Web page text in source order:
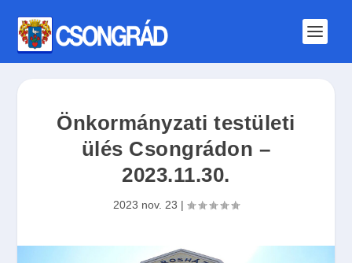
Önkormányzati testületi
ülés Csongrádon –
2023.11.30.
2023 nov. 23 |